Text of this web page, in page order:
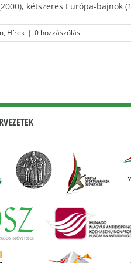
kétszeres Európa-bajnok
, Hírek | 0 hozzászólás